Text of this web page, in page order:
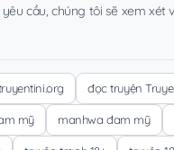
yêu cầu, chúng tôi sẽ xem xét
đọc truyện
mỹ manhwa đam mỹ